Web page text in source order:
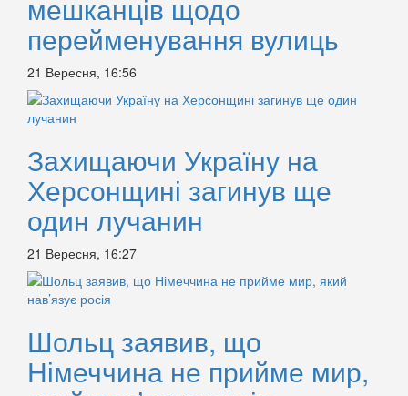
мешканців щодо
перейменування вулиць
21 Вересня, 16:56
Захищаючи Україну на
Херсонщині загинув ще
один лучанин
21 Вересня, 16:27
Шольц заявив, що
Німеччина не прийме мир,